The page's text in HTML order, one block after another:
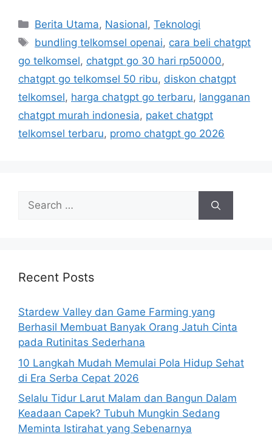
Categories
Berita Utama, Nasional,Teknologi
Tags
bundling telkomsel openai, cara beli chatgpt
go telkomsel, chatgpt go 30 hari rp50000,
chatgpt go telkomsel 50 ribu, diskon chatgpt
telkomsel, harga chatgpt go terbaru, langganan
chatgpt murah indonesia, paket chatgpt
telkomsel terbaru, promo chatgpt go 2026
Search
for:
Recent Posts
Stardew Valley dan Game Farming yang
Berhasil Membuat Banyak Orang Jatuh Cinta
pada Rutinitas Sederhana
10 Langkah Mudah Memulai Pola Hidup Sehat
di Era Serba Cepat 2026
Selalu Tidur Larut Malam dan Bangun Dalam
Keadaan Capek? Tubuh Mungkin Sedang
Meminta Istirahat yang Sebenarnya